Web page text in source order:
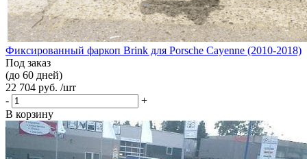
Фиксированный фаркоп Brink для Porsche Cayenne (2010-2018)
Под заказ
(до 60 дней)
22 704 руб. /шт
-
+
В корзину